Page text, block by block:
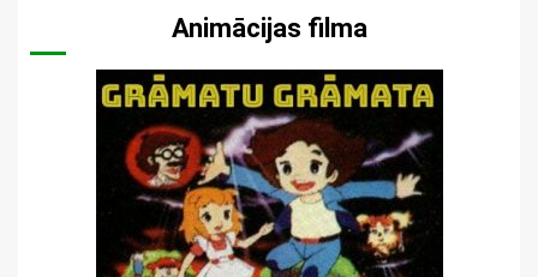
Animācijas filma